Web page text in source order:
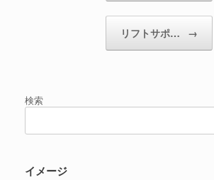
リフトサポ… →
検索
イメージ